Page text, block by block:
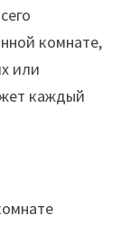
комнате,
или
каждый